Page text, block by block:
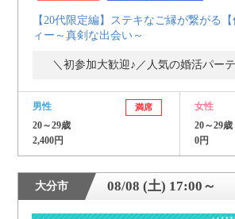
【20代限定編】ステキなご縁が繋がる
ィー～真剣な出会い～
＼初参加大歓迎♪／人気の婚活パー
男性 満席
20～29歳
2,400円
女性
20～29歳
0円
大分市 08/08 (土) 17:00～